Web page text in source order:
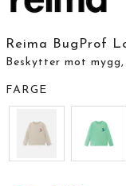
Reima BugProf
Beskytter mot
FARGE